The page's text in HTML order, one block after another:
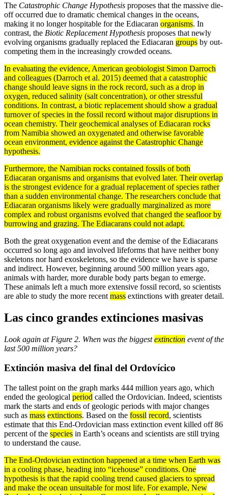
The Catastrophic Change Hypothesis proposes that the massive die-
off occurred due to dramatic chemical changes in the oceans,
making it no longer hospitable for the Ediacaran organisms. In
contrast, the Biotic Replacement Hypothesis proposes that newly
evolving organisms gradually replaced the Ediacaran groups by out-
competing them in the increasingly crowded oceans.
In evaluating the evidence, American geobiologist Simon Darroch
and colleagues (Darroch et al. 2015) deemed that a catastrophic
change should leave signs in the rock record, such as a drop in
oxygen, reduced salinity (salt concentration), or other stressful
conditions. In contrast, a biotic replacement should show a gradual
turnover ofspecies in the fossil record without major disruptions in
ocean chemistry. Their geochemical analyses of Ediacaran rocks
from Namibia showed an oxygenated and otherwise favorable
ocean environment, evidence against the Catastrophic Change
hypothesis.
Furthermore, the Namibian rocks contained fossils of both
Ediacaran organisms and organisms that evolved later. Their overlap
is the strongest evidence for a gradual replacement of species rather
than a sudden environmental change. The researchers conclude that
Ediacaran organisms likely were gradually marginalized as more
complex and robust organisms evolved that changed the seafloorby
burrowing and grazing. The Ediacarans could not adapt.
Both the great oxygenation event and the demise of the Ediacarans
occurred so long ago and involved lifeforms that have neither bony
skeletons nor hard exoskeletons, so the evidence we have is sparse
and indirect. However, beginning around 500 million years ago,
animals with harder, more durable body parts began to emerge.
These animals left a much more extensive fossil record, so scientists
are able to study the more recent mass extinctions with greater detail.
Las cinco grandes extinciones masivas
Look again at Figure 2. When was the biggestextinction event of the
last 500 million years?
Extinción masiva del final del Ordovícico
The tallest point on the graph marks 444 million years ago, which
ended the geological period called the Ordovician. Indeed, scientists
mark the starts and ends of geologic periods with major changes
such as mass extinctions. Based on the fossil record, scientists
estimate that this End-Ordovician mass extinction event killed off 86
percent of the species in Earth’s oceans and scientists are still trying
to understand the cause.
The End-Ordovician extinction happened at a time when Earth was
in a cooling phase, heading into “icehouse” conditions. One
hypothesis is that the rapid cooling trend caused glaciers to spread
and make the ocean unsuitable for most life. For example, New